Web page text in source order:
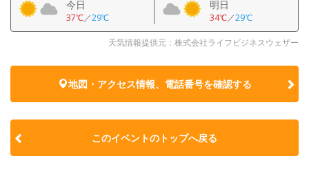
今日
37℃／29℃
明日
34℃／29℃
天気情報提供元：株式会社ライフビジネスウェザー
地図・アクセス情報、電話番号を確認する
このイベントのトップへ戻る